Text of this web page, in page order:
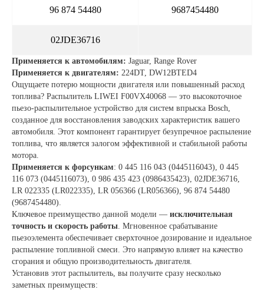
96 874 54480 9687454480
02JDE36716
Применяется к автомобилям: Jaguar, Range Rover
Применяется к двигателям: 224DT, DW12BTED4
Ощущаете потерю мощности двигателя или повышенный расход
топлива? Распылитель LIWEI F00VX40068 — это высокоточное
пьезо-распылительное устройство для систем впрыска Bosch,
созданное для восстановления заводских характеристик вашего
автомобиля. Этот компонент гарантирует безупречное распыление
топлива, что является залогом эффективной и стабильной работы
мотора.
Применяется к форсункам: 0 445 116 043 (0445116043), 0 445
116 073 (0445116073), 0 986 435 423 (0986435423), 02JDE36716,
LR 022335 (LR022335), LR 056366 (LR056366), 96 874 54480
(9687454480).
Ключевое преимущество данной модели — исключительная
точность и скорость работы. Мгновенное срабатывание
пьезоэлемента обеспечивает сверхточное дозирование и идеальное
распыление топливной смеси. Это напрямую влияет на качество
сгорания и общую производительность двигателя.
Установив этот распылитель, вы получите сразу несколько
заметных преимуществ: